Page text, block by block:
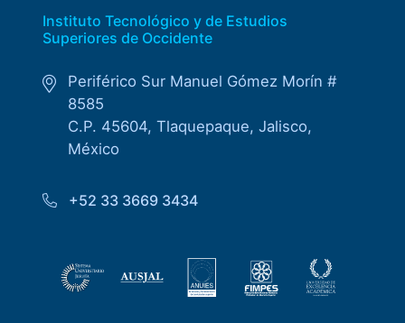
Instituto Tecnológico y de Estudios
Superiores de Occidente
Periférico Sur Manuel Gómez Morín #
8585
C.P. 45604, Tlaquepaque, Jalisco,
México
+52 33 3669 3434